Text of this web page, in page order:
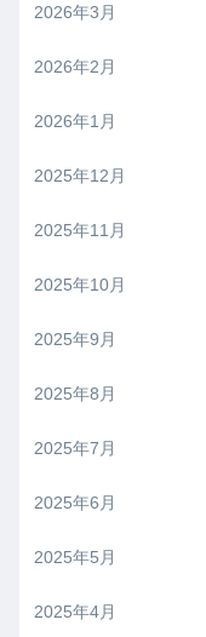
2026年3月
2026年2月
2026年1月
2025年12月
2025年11月
2025年10月
2025年9月
2025年8月
2025年7月
2025年6月
2025年5月
2025年4月